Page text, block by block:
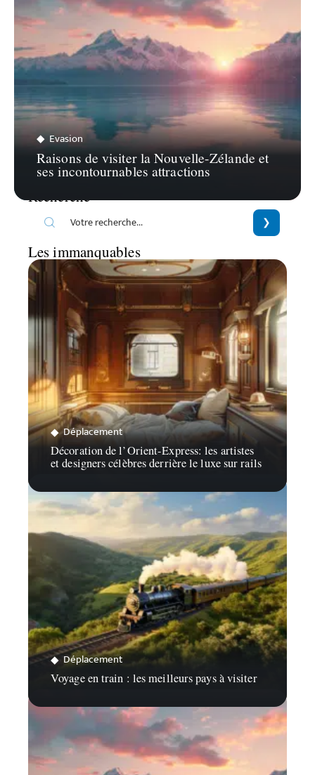
Evasion
Raisons de visiter la Nouvelle-Zélande et
ses incontournables attractions
Recherche
Les immanquables
Déplacement
Décoration de l’Orient-Express: les artistes
et designers célèbres derrière le luxe sur rails
Déplacement
Voyage en train : les meilleurs pays à visiter